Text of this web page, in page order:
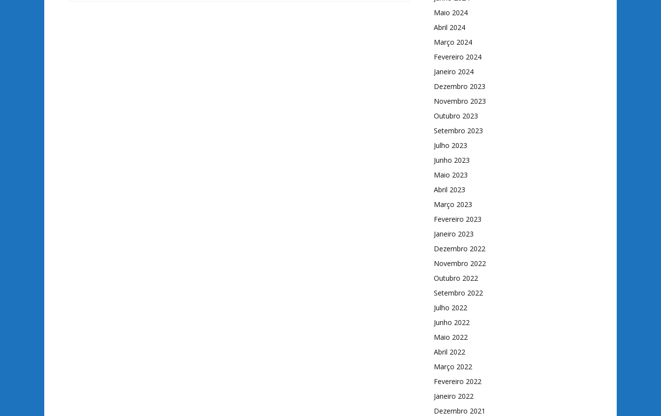
Maio 2024
Abril 2024
Março 2024
Fevereiro 2024
Janeiro 2024
Dezembro 2023
Novembro 2023
Outubro 2023
Setembro 2023
Julho 2023
Junho 2023
Maio 2023
Abril 2023
Março 2023
Fevereiro 2023
Janeiro 2023
Dezembro 2022
Novembro 2022
Outubro 2022
Setembro 2022
Julho 2022
Junho 2022
Maio 2022
Abril 2022
Março 2022
Fevereiro 2022
Janeiro 2022
Dezembro 2021